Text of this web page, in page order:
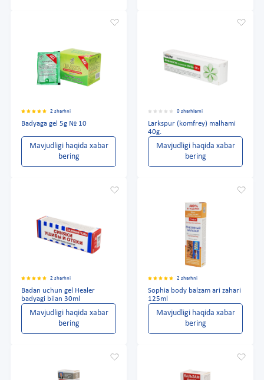
2 sharhni
Badyaga gel 5g № 10
Mavjudligi haqida xabar
bering
0 sharhlarni
Larkspur (komfrey) malhami
40g.
Mavjudligi haqida xabar
bering
2 sharhni
Badan uchun gel Healer
badyagi bilan 30ml
Mavjudligi haqida xabar
bering
2 sharhni
Sophia body balzam ari zahari
125ml
Mavjudligi haqida xabar
bering